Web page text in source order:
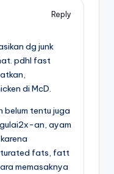
Reply
dg junk
pdhl fast
di McD.
belum tentu juga
an, ayam
fats, fatt
memasaknya